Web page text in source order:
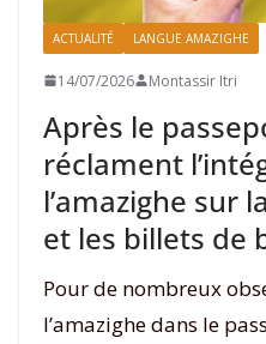
ACTUALITÉ LANGUE AMAZIGHE
14/07/2026 Montassir Itri
Après le
réclament
l’amazighe sur
et les billets de
Pour de nombreux
l’amazighe dans le